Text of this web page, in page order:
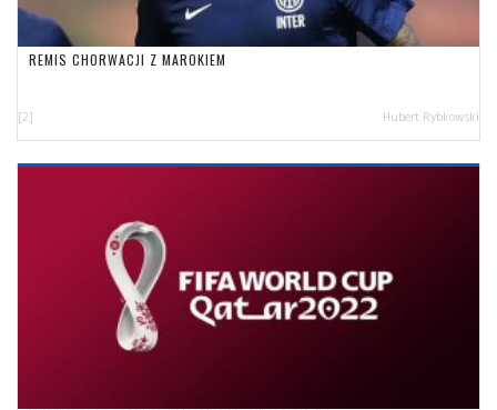
REMIS CHORWACJI Z MAROKIEM
[2] Hubert Rybkowski